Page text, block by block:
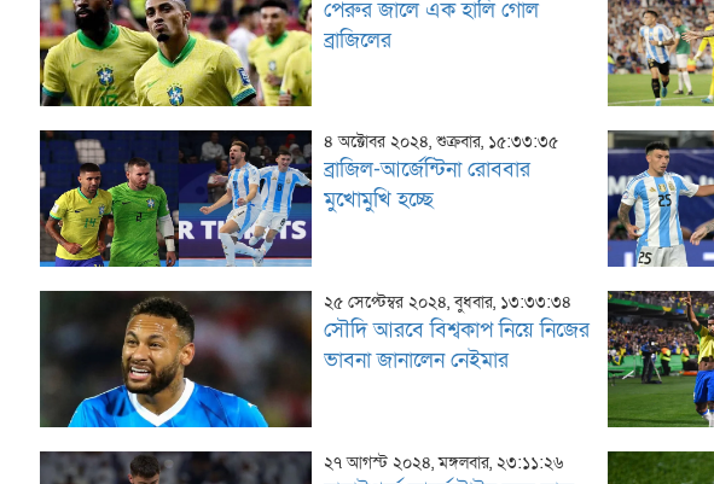
পেরুর জালে এক হালি গোল
ব্রাজিলের
৪ অক্টোবর ২০২৪, শুক্রবার, ১৫:৩৩:৩৫
ব্রাজিল-আর্জেন্টিনা রোববার
মুখোমুখি হচ্ছে
২৫ সেপ্টেম্বর ২০২৪, বুধবার, ১৩:৩৩:৩৪
সৌদি আরবে বিশ্বকাপ নিয়ে নিজের
ভাবনা জানালেন নেইমার
২৭ আগস্ট ২০২৪, মঙ্গলবার, ২৩:১১:২৬